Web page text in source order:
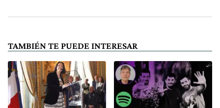
TAMBIÉN TE PUEDE INTERESAR